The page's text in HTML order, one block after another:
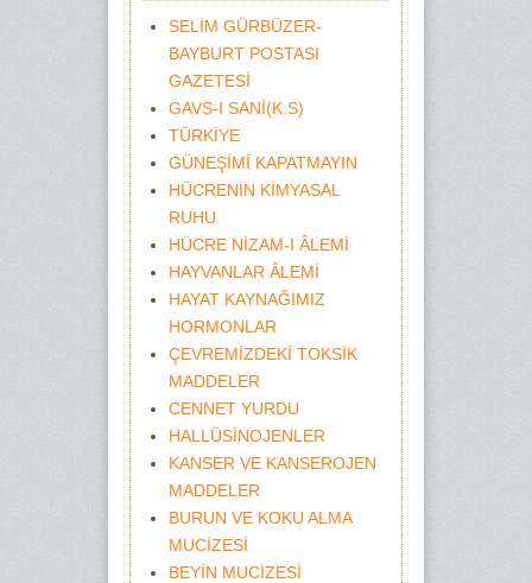
SELİM GÜRBÜZER-
BAYBURT POSTASI
GAZETESİ
GAVS-I SANİ(K.S)
TÜRKİYE
GÜNEŞİMİ KAPATMAYIN
HÜCRENİN KİMYASAL
RUHU
HÜCRE NİZAM-I ÂLEMİ
HAYVANLAR ÂLEMİ
HAYAT KAYNAĞIMIZ
HORMONLAR
ÇEVREMİZDEKİ TOKSİK
MADDELER
CENNET YURDU
HALLÜSİNOJENLER
KANSER VE KANSEROJEN
MADDELER
BURUN VE KOKU ALMA
MUCİZESİ
BEYİN MUCİZESİ